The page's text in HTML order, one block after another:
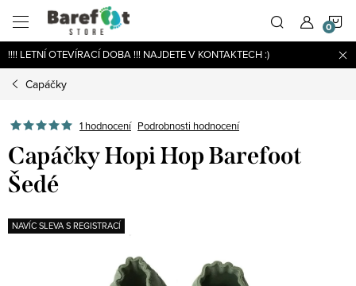
obsah
!!!! LETNÍ OTEVÍRACÍ DOBA !!! NAJDETE V KONTAKTECH :)
Capáčky
1 hodnocení Podrobnosti hodnocení
Capáčky Hopi Hop Barefoot
Šedé
NAVÍC SLEVA S REGISTRACÍ